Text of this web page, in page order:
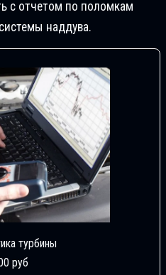
с отчетом по поломкам
наддува.
турбины
руб